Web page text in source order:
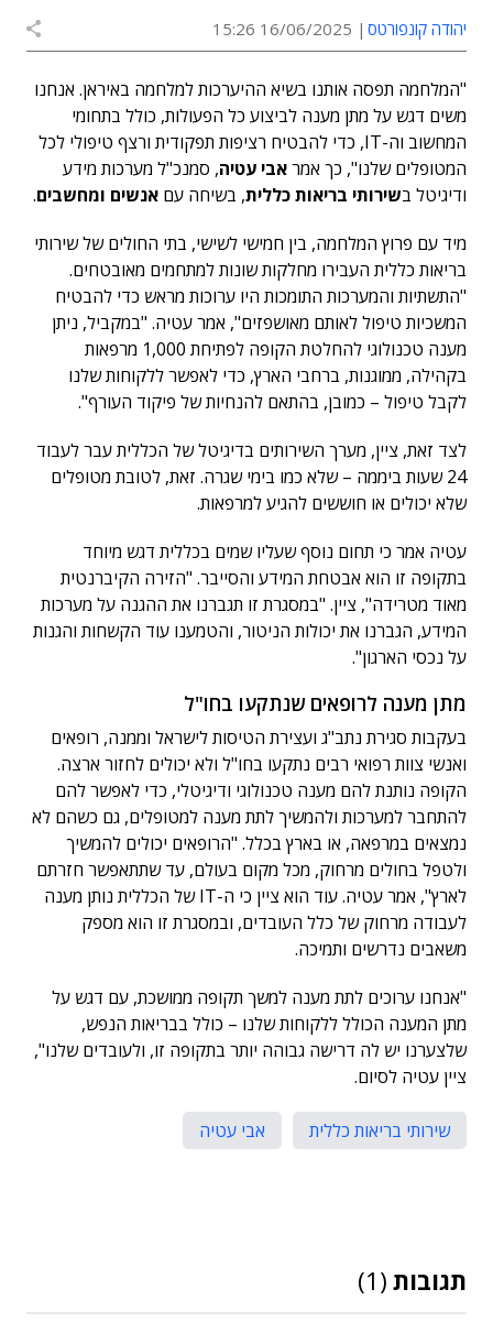
יהודה קונפורטס 16/06/2025 15:26
"המלחמה תפסה אותנו בשיא ההיערכות למלחמה באיראן. אנחנו
משים דגש על מתן מענה לביצוע כל הפעולות, כולל בתחומי
המחשוב וה-IT, כדי להבטיח רציפות תפקודית ורצף טיפולי לכל
המטופלים שלנו", כך אמראבי עטיה, סמנכ"ל מערכות מידע
ודיגיטל בשירותי בריאות כללית, בשיחה עם אנשים ומחשבים.
מיד עם פרוץ המלחמה, בין חמישי לשישי, בתי החולים של שירותי
בריאות כללית העבירו מחלקות שונות למתחמים מאובטחים.
"התשתיות והמערכות התומכות היו ערוכות מראש כדי להבטיח
המשכיות טיפול לאותם מאושפזים", אמר עטיה. "במקביל, ניתן
מענה טכנולוגי להחלטת הקופה לפתיחת 1,000 מרפאות
בקהילה, ממוגנות, ברחבי הארץ, כדי לאפשר ללקוחות שלנו
לקבל טיפול – כמובן, בהתאם להנחיות של פיקוד העורף".
לצד זאת, ציין, מערך השירותים בדיגיטל של הכללית עבר לעבוד
24 שעות ביממה – שלא כמו בימי שגרה. זאת, לטובת מטופלים
שלא יכולים או חוששים להגיע למרפאות.
עטיה אמר כי תחום נוסף שעליו שמים בכללית דגש מיוחד
בתקופה זו הוא אבטחת המידע והסייבר. "הזירה הקיברנטית
מאוד מטרידה", ציין. "במסגרת זו תגברנו את ההגנה על מערכות
המידע, הגברנו את יכולות הניטור, והטמענו עוד הקשחות והגנות
על נכסי הארגון".
מתן מענה לרופאים שנתקעו בחו"ל
בעקבות סגירת נתב"ג ועצירת הטיסות לישראל וממנה, רופאים
ואנשי צוות רפואי רבים נתקעו בחו"ל ולא יכולים לחזור ארצה.
הקופה נותנת להם מענה טכנולוגי ודיגיטלי, כדי לאפשר להם
להתחבר למערכות ולהמשיך לתת מענה למטופלים, גם כשהם לא
נמצאים במרפאה, או בארץ בכלל. "הרופאים יכולים להמשיך
ולטפל בחולים מרחוק, מכל מקום בעולם, עד שתתאפשר חזרתם
לארץ", אמר עטיה. עוד הוא ציין כי ה-IT של הכללית נותן מענה
לעבודה מרחוק של כלל העובדים, ובמסגרת זו הוא מספק
משאבים נדרשים ותמיכה.
"אנחנו ערוכים לתת מענה למשך תקופה ממושכת, עם דגש על
מתן המענה הכולל ללקוחות שלנו – כולל בבריאות הנפש,
שלצערנו יש לה דרישה גבוהה יותר בתקופה זו, ולעובדים שלנו",
ציין עטיה לסיום.
שירותי בריאות כללית אבי עטיה
תגובות (1)